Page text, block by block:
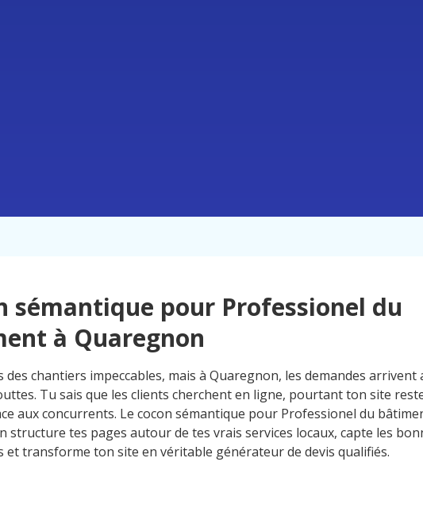
sémantique pour Professionel du
à Quaregnon
des chantiers impeccables, mais à Quaregnon, les demandes arrivent
Tu sais que les clients cherchent en ligne, pourtant ton site
aux concurrents. Le cocon sémantique pour Professionel du
structure tes pages autour de tes vrais services locaux, capte les
et transforme ton site en véritable générateur de devis qualifiés.